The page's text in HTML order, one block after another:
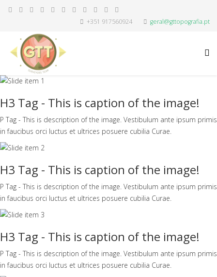
+351 917560924 geral@gttopografia.pt
H3 Tag - This is caption of the image!
P Tag - This is description of the image. Vestibulum ante ipsum primis
in faucibus orci luctus et ultrices posuere cubilia Curae.
H3 Tag - This is caption of the image!
P Tag - This is description of the image. Vestibulum ante ipsum primis
in faucibus orci luctus et ultrices posuere cubilia Curae.
H3 Tag - This is caption of the image!
P Tag - This is description of the image. Vestibulum ante ipsum primis
in faucibus orci luctus et ultrices posuere cubilia Curae.